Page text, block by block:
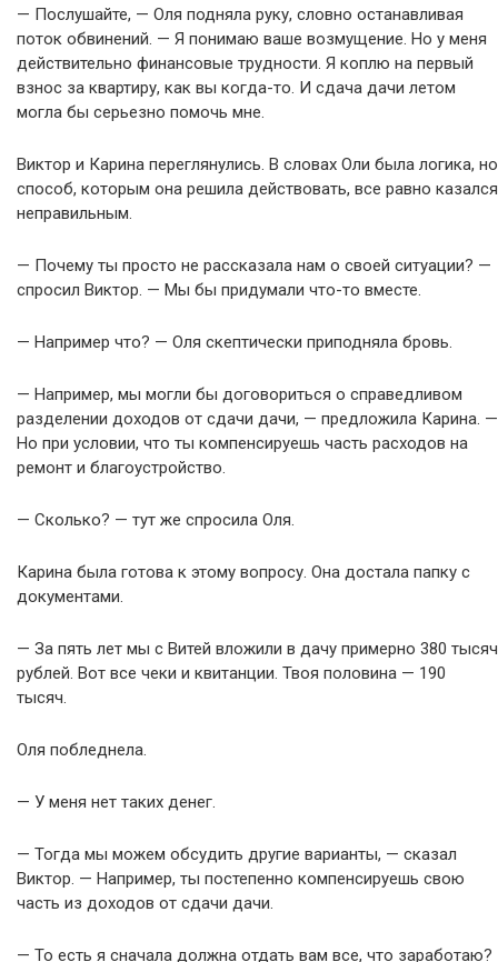
— Послушайте, — Оля подняла руку, словно останавливая
поток обвинений. — Я понимаю ваше возмущение. Но у меня
действительно финансовые трудности. Я коплю на первый
взнос за квартиру, как вы когда-то. И сдача дачи летом
могла бы серьезно помочь мне.
Виктор и Карина переглянулись. В словах Оли была логика, но
способ, которым она решила действовать, все равно казался
неправильным.
— Почему ты просто не рассказала нам о своей ситуации? —
спросил Виктор. — Мы бы придумали что-то вместе.
— Например что? — Оля скептически приподняла бровь.
— Например, мы могли бы договориться о справедливом
разделении доходов от сдачи дачи, — предложила Карина. —
Но при условии, что ты компенсируешь часть расходов на
ремонт и благоустройство.
— Сколько? — тут же спросила Оля.
Карина была готова к этому вопросу. Она достала папку с
документами.
— За пять лет мы с Витей вложили в дачу примерно 380 тысяч
рублей. Вот все чеки и квитанции. Твоя половина — 190
тысяч.
Оля побледнела.
— У меня нет таких денег.
— Тогда мы можем обсудить другие варианты, — сказал
Виктор. — Например, ты постепенно компенсируешь свою
часть из доходов от сдачи дачи.
— То есть я сначала должна отдать вам все, что заработаю?